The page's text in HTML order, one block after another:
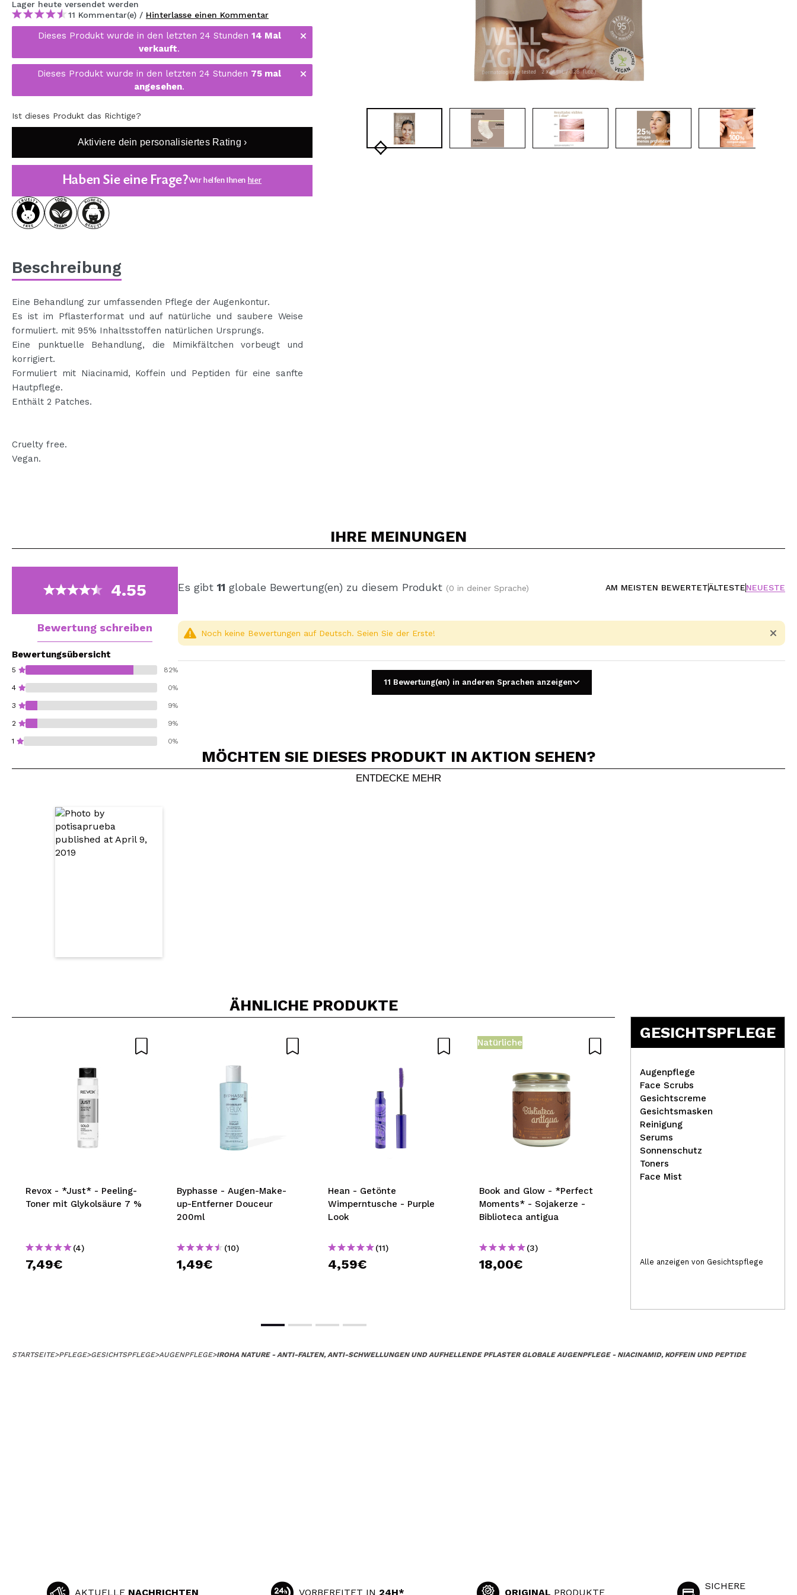
MAQUIFARMA
KOREA ZONE
TRAVEL SIZE
SPECIALS
SIE SIND ZURÜCKGEKEHRT!
BALD VERFÜGBAR
BLOG
bisherigen Vorgänge einsehen.
BENUTZERKONTO ERSTELLEN
Lager heute versendet werden
11 Kommentar(e) / Hinterlasse einen Kommentar
Dieses Produkt wurde in den letzten 24 Stunden 14 Mal
verkauft.
Dieses Produkt wurde in den letzten 24 Stunden 75 mal
angesehen.
Ist dieses Produkt das Richtige?
Aktiviere dein personalisiertes Rating ›
Haben Sie eine Frage?Wir helfen Ihnen hier
Beschreibung
Eine Behandlung zur umfassenden Pflege der Augenkontur.
Es ist im Pflasterformat und auf natürliche und saubere Weise
formuliert. mit 95% Inhaltsstoffen natürlichen Ursprungs.
Eine punktuelle Behandlung, die Mimikfältchen vorbeugt und
korrigiert.
Formuliert mit Niacinamid, Koffein und Peptiden für eine sanfte
Hautpflege.
Enthält 2 Patches.
Cruelty free.
Vegan.
IHRE MEINUNGEN
4.55
Bewertung schreiben
Bewertungsübersicht
5 82%
4 0%
3 9%
2 9%
1 0%
Es gibt 11 globale Bewertung(en) zu diesem Produkt (0 in deiner Sprache) AM MEISTEN BEWERTETÄLTESTENEUESTE
Ein Video oder Foto teilen
Dein Video könnte das erste sein. Stell es dir vor...
Noch keine Bewertungen auf Deutsch. Seien Sie der Erste!
11 Bewertung(en) in anderen Sprachen anzeigen
MÖCHTEN SIE DIESES PRODUKT IN AKTION SEHEN?
ENTDECKE MEHR
ÄHNLICHE PRODUKTE
Revox - *Just* - Peeling-
Toner mit Glykolsäure 7 %
(4)
7,49€
Byphasse - Augen-Make-
up-Entferner Douceur
200ml
(10)
1,49€
Hean - Getönte
Wimperntusche - Purple
Look
(11)
4,59€
Natürliche
Book and Glow - *Perfect
Moments* - Sojakerze -
Biblioteca antigua
(3)
18,00€
Bell - *Nature Reflection* -
Hypoallergener flüssiger
Lidschatten - 02: Dazzling
5,99€
GESICHTSPFLEGE
Augenpflege
Face Scrubs
Gesichtscreme
Gesichtsmasken
Reinigung
Serums
Sonnenschutz
Toners
Face Mist
Alle anzeigen von Gesichtspflege
STARTSEITE>PFLEGE>GESICHTSPFLEGE>AUGENPFLEGE>IROHA NATURE - ANTI-FALTEN, ANTI-SCHWELLUNGEN UND AUFHELLENDE PFLASTER GLOBALE AUGENPFLEGE - NIACINAMID, KOFFEIN UND PEPTIDE
AKTUELLE NACHRICHTEN VORBEREITET IN 24H* ORIGINAL PRODUKTE
SICHERE